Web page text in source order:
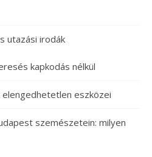
utazási irodák
kapkodás nélkül
elengedhetetlen eszközei
szemészetein: milyen